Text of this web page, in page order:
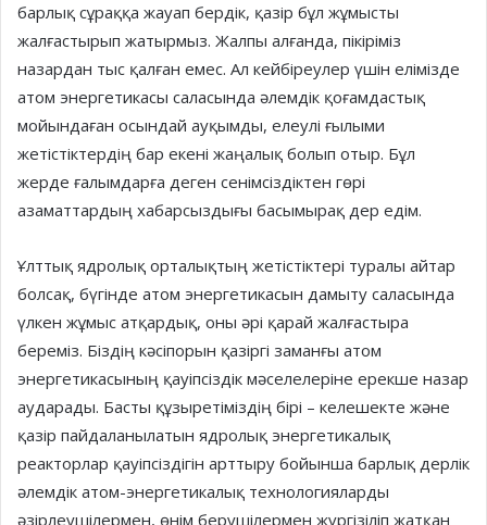
барлық сұ­рақ­қа жауап бердік, қазір бұл жұмысты
жалғастырып жатырмыз. Жалпы алғанда, пікіріміз
назардан тыс қалған емес. Ал кейбіреулер үшін елімізде
атом энергетикасы саласында әлем­дік қоғамдастық
мойындаған осындай ауқымды, елеулі ғылы­ми
жетістіктердің бар екені жаңалық болып отыр. Бұл
жерде ғалымдарға деген сенімсіздіктен гөрі
азаматтардың хабарсыздығы басымырақ дер едім.
Ұлттық ядролық орталықтың жетістіктері туралы айтар
бол­сақ, бүгінде атом энергетикасын дамыту саласында
үлкен жұмыс атқардық, оны әрі қарай жалғастыра
береміз. Біздің кә­сіпорын қазіргі заманғы атом
энергетикасының қауіпсіздік мәсе­л­елеріне ерекше назар
аударады. Басты құзыретіміздің бірі – келешекте және
қазір пайдаланылатын ядролық энергетикалық
реакторлар қауіпсіздігін арттыру бойынша барлық дерлік
әлемдік атом-энергетикалық технология­ларды
әзірлеушілермен, өнім берушілермен жүргізіліп жатқан